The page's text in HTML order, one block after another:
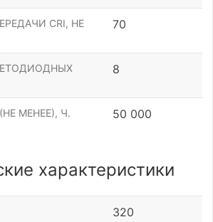
CRI, НЕ
70
8
МЕНЕЕ), Ч. 50 000
характеристики
320